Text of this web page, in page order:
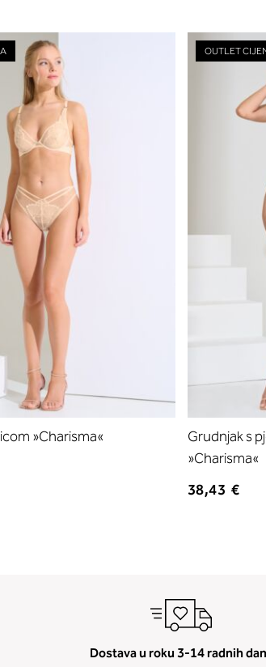
»Charisma«
OUTLET
Grudnjak s
»Charisma«
38,43 €
Dostava u roku 3-14 radnih